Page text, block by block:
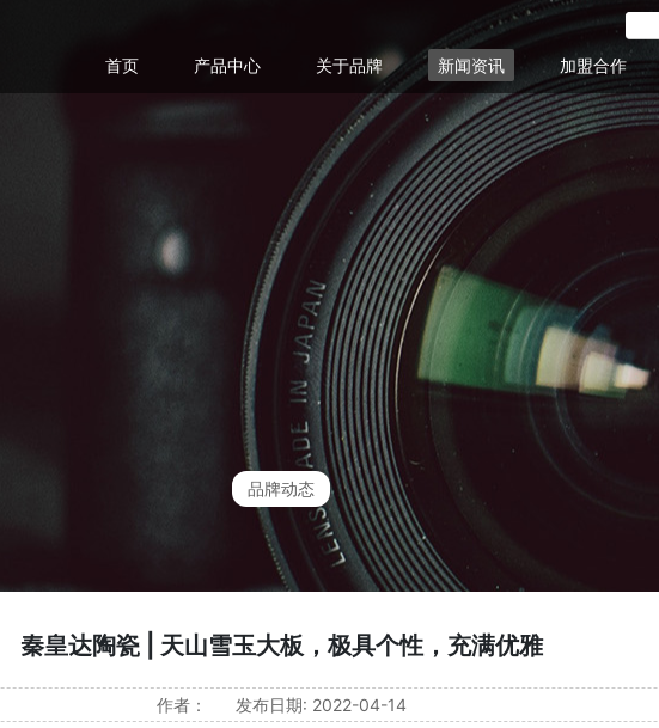
首页 产品中心 关于品牌 新闻资讯 加盟合作
品牌动态
秦皇达陶瓷 | 天山雪玉大板，极具个性，充满优雅
作者： 发布日期: 2022-04-14